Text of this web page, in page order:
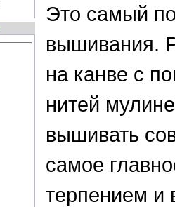
Это самый
вышивания.
на канве с
нитей
вышивать
самое
терпением и